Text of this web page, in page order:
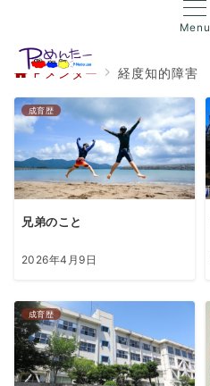
Menu
Ｐメンター 経度知的障害
成育歴
兄弟のこと
2026年4月9日
成育歴